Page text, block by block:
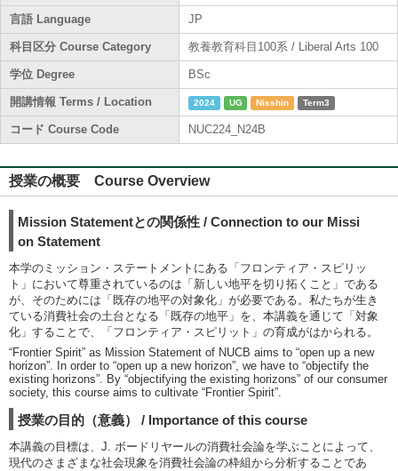
言語 Language JP
科目区分 Course Category 教養教育科目100系 / Liberal Arts 100
学位 Degree BSc
開講情報 Terms / Location 2024 UG Nisshin Term3
コード Course Code NUC224_N24B
授業の概要 Course Overview
Mission Statementとの関係性 / Connection to our Missi
on Statement
本学のミッション・ステートメントにある「フロンティア・スピリッ
ト」において尊重されているのは「新しい地平を切り拓くこと」である
が、そのためには「既存の地平の対象化」が必要である。私たちが生き
ている消費社会の土台となる「既存の地平」を、本講義を通じて「対象
化」することで、「フロンティア・スピリット」の育成がはかられる。
“Frontier Spirit” as Mission Statement of NUCB aims to “open up a new
horizon”. In order to “open up a new horizon”, we have to “objectify the
existing horizons”. By “objectifying the existing horizons” of our consumer
society, this course aims to cultivate “Frontier Spirit”.
授業の目的（意義） / Importance of this course
本講義の目標は、J. ボードリヤールの消費社会論を学ぶことによって、
現代のさまざまな社会現象を消費社会論の枠組から分析することであ